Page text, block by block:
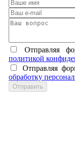
Отправляя
политикой
Отправляя
обработку